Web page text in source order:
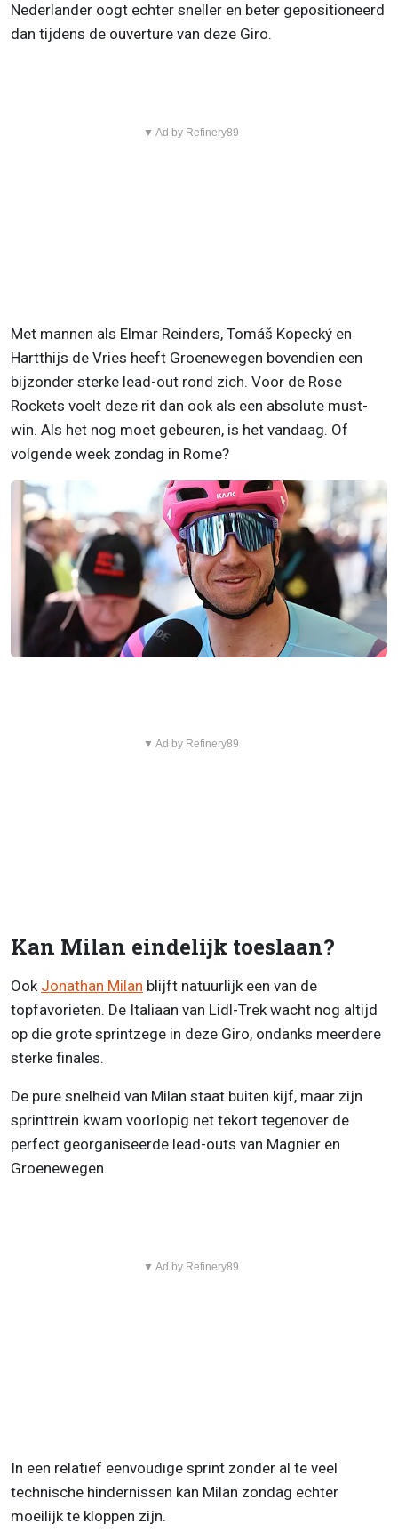
Nederlander oogt echter sneller en beter gepositioneerd
dan tijdens de ouverture van deze Giro.
▼ Ad by Refinery89
Met mannen als Elmar Reinders, Tomáš Kopecký en
Hartthijs de Vries heeft Groenewegen bovendien een
bijzonder sterke lead-out rond zich. Voor de Rose
Rockets voelt deze rit dan ook als een absolute must-
win. Als het nog moet gebeuren, is het vandaag. Of
volgende week zondag in Rome?
▼ Ad by Refinery89
Kan Milan eindelijk toeslaan?
Ook Jonathan Milan blijft natuurlijk een van de
topfavorieten. De Italiaan van Lidl-Trek wacht nog altijd
op die grote sprintzege in deze Giro, ondanks meerdere
sterke finales.
De pure snelheid van Milan staat buiten kijf, maar zijn
sprinttrein kwam voorlopig net tekort tegenover de
perfect georganiseerde lead-outs van Magnier en
Groenewegen.
▼ Ad by Refinery89
In een relatief eenvoudige sprint zonder al te veel
technische hindernissen kan Milan zondag echter
moeilijk te kloppen zijn.